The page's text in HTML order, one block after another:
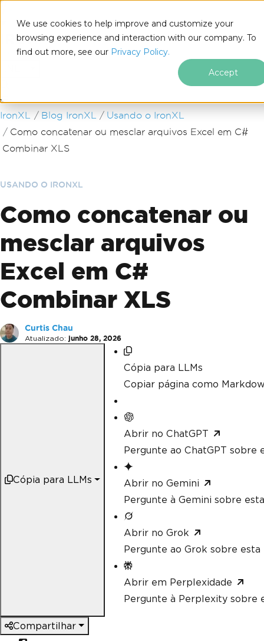
We use cookies to help improve and customize your
browsing experience and interaction with our company. To
find out more, see our Privacy Policy.
Accept
Ir para o conteúdo do rodapé
IronXL Blog IronXL
Usando o IronXL
Como concatenar ou mesclar arquivos Excel em C#
Combinar XLS
USANDO O IRONXL
Como concatenar ou
mesclar arquivos
Excel em C#
Combinar XLS
Curtis Chau
Atualizado: junho 28, 2026
Cópia para LLMs
Cópia para LLMs
Copiar página como
Abrir no ChatGPT
Pergunte ao ChatGPT sobre
Abrir no Gemini
Pergunte à Gemini sobre
Abrir no Grok
Pergunte ao Grok sobre esta
Abrir em Perplexidade
Pergunte à Perplexity sobre
Compartilhar